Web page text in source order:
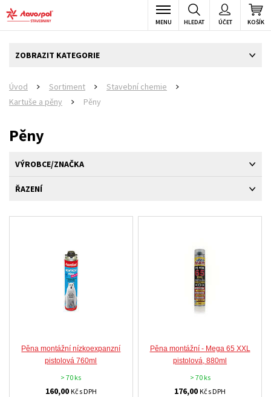
KOŠÍK
ÚČET
HLEDAT
MENU
ZOBRAZIT KATEGORIE
Úvod Sortiment Stavební chemie
Kartuše a pěny
Pěny
Pěny
VÝROBCE/ZNAČKA
ŘAZENÍ
Pěna montážní nízkoexpanzní
pistolová 760ml
> 70 ks
160,00 Kč s DPH
Pěna montážní - Mega 65 XXL
pistolová, 880ml
> 70 ks
176,00Kč s DPH